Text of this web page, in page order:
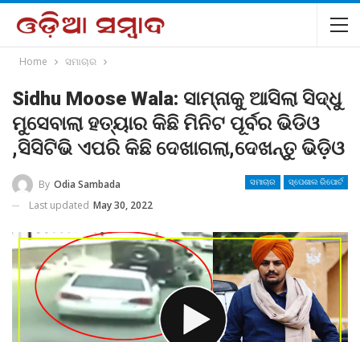
Home ସମାଚାର
Sidhu Moose Wala: ସାମ୍ନାକୁ ଆସିଲା ସିଦ୍ଧୁ
ମୁସେବାଲା ହତ୍ୟାର କିଛି ମିନିଟ ପୂର୍ବର ଭିଡିଓ
,ସିସିଟିଭି ଏପରି କିଛି ଦେଖାଗଲା,ଦେଖନ୍ତୁ ଭିଡ଼ିଓ
ସମାଚାର ସ୍ପେଶାଲ ରିପୋର୍ଟ
By Odia Sambada
Last updated May 30, 2022